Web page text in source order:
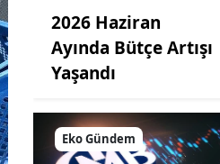
2026 Haziran
Ayında Bütçe Artışı
Yaşandı
Eko Gündem